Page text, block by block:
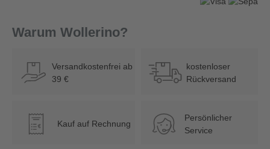
Warum Wollerino?
Versandkostenfrei ab
39 €
kostenloser
Rückversand
€ Kauf auf Rechnung
Persönlicher
Service